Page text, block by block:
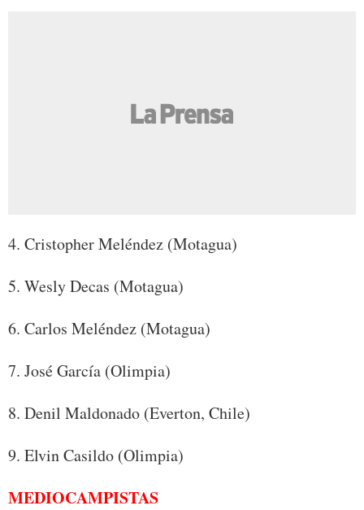
4. Cristopher Meléndez (Motagua)
5. Wesly Decas (Motagua)
6. Carlos Meléndez (Motagua)
7. José García (Olimpia)
8. Denil Maldonado (Everton, Chile)
9. Elvin Casildo (Olimpia)
MEDIOCAMPISTAS